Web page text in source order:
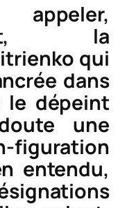
la
qui
dans
le dépeint
une
entendu,